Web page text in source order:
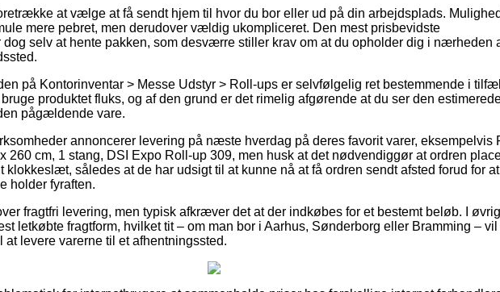
at vælge at få sendt hjem til hvor du bor eller ud på din arbejdsplads.
mere pebret, men derudover vældig ukompliceret. Den mest prisbevidste
dog selv at hente pakken, som desværre stiller krav om at du opholder dig i nærheden
på Kontorinventar > Messe Udstyr > Roll-ups er selvfølgelig ret bestemmende i
produktet fluks, og af den grund er det rimelig afgørende at du ser den
pågældende vare.
annoncerer levering på næste hverdag på deres favorit varer, eksempelvis
260 cm, 1 stang, DSI Expo Roll-up 309, men husk at det nødvendiggør at ordren
klokkeslæt, således at de har udsigt til at kunne nå at få ordren sendt afsted forud for at
holder fyraften.
fragtfri levering, men typisk afkræver det at der indkøbes for et bestemt beløb. I
letkøbte fragtform, hvilket tit – om man bor i Aarhus, Sønderborg eller Bramming –
at levere varerne til et afhentningssted.